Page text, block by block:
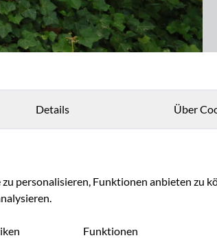
Details Über
personalisieren, Funktionen anbieten zu
Funktionen